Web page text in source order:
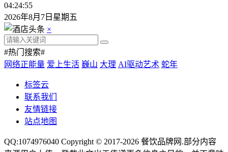
04:24:56
2026年8月7日星期五
×
#热门搜索#
网络正能量 爱上生活 巍山 大理 AI驱动艺术 蛇年
标签云
联系我们
友情链接
站点地图
QQ:1074976040 Copyright © 2017-2026 餐饮品牌网 .部分内容